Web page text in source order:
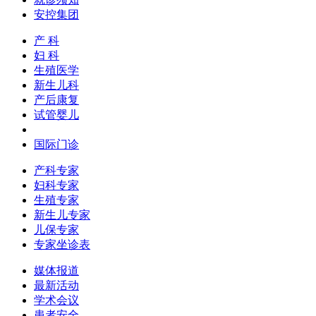
安控集团
产 科
妇 科
生殖医学
新生儿科
产后康复
试管婴儿
国际门诊
产科专家
妇科专家
生殖专家
新生儿专家
儿保专家
专家坐诊表
媒体报道
最新活动
学术会议